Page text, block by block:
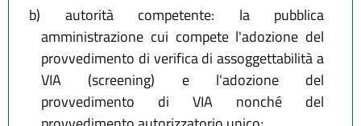
b) autorità competente: la pubblica
amministrazione cui compete l'adozione del
provvedimento di verifica di assoggettabilità a
VIA (screening) e l'adozione del
provvedimento di VIA nonché del